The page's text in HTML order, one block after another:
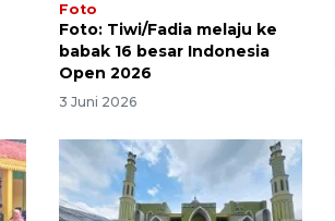
Foto
Foto: Tiwi/Fadia melaju ke
babak 16 besar Indonesia
Open 2026
3 Juni 2026